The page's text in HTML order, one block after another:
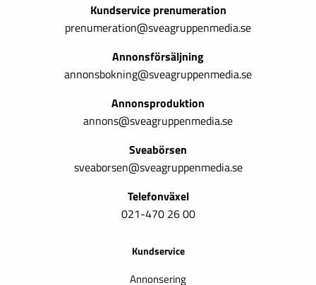
Kundservice prenumeration
prenumeration@sveagruppenmedia.se
Annonsförsäljning
annonsbokning@sveagruppenmedia.se
Annonsproduktion
annons@sveagruppenmedia.se
Sveabörsen
sveaborsen@sveagruppenmedia.se
Telefonväxel
021-470 26 00
Kundservice
Annonsering